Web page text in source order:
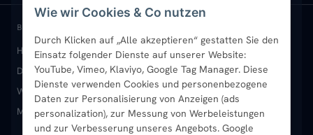
Wie wir Cookies & Co nutzen
Durch Klicken auf „Alle akzeptieren“ gestatten Sie den
Einsatz folgender Dienste auf unserer Website:
YouTube, Vimeo, Klaviyo, Google Tag Manager. Diese
Dienste verwenden Cookies und personenbezogene
Daten zur Personalisierung von Anzeigen (ads
personalization), zur Messung von Werbeleistungen
und zur Verbesserung unseres Angebots. Google
Paneelheizkörper
Vertikal-Heizkörper
Heizkörper-Zubehör
Rückgabe & Widerruf
Garantie & Gewährleistung
Montageservice vor Ort
Sendung verfolgen
Standort & Abholung Jüchen
B2B-Kunden
Karriere
Ratgeber
Anmelden / Mein Konto
Merkliste
Newsletter
Aktuelle Angebote
BELIEBTE KATEGORIEN
Heizkörper kaufenBadheizkörperHandtuchheizkörper
Design-HeizkörperPaneelheizkörperVertikal-Heizkörper
Wandheizkörper Wohnraum-Heizkörper Badheizkörper Schwarz
Mischbetrieb-HeizkörperHeizkörper-ZubehörAktuelle Angebote